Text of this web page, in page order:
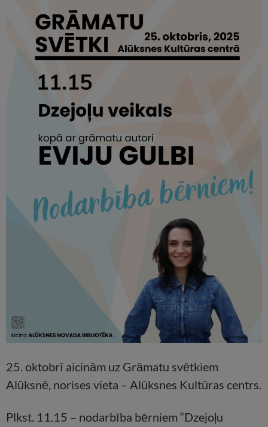
25. oktobrī aicinām uz Grāmatu svētkiem
Alūksnē, norises vieta – Alūksnes Kultūras centrs.
Plkst. 11.15 – nodarbība bērniem “Dzejoļu